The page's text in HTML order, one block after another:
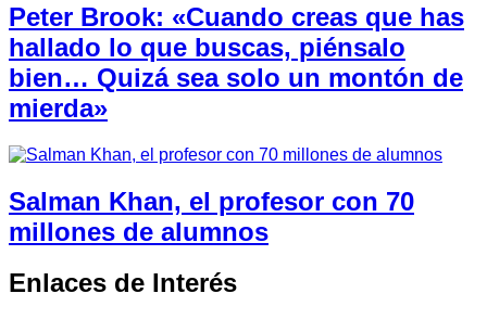
Peter Brook: «Cuando creas que has
hallado lo que buscas, piénsalo
bien… Quizá sea solo un montón de
mierda»
Salman Khan, el profesor con 70
millones de alumnos
Enlaces de Interés